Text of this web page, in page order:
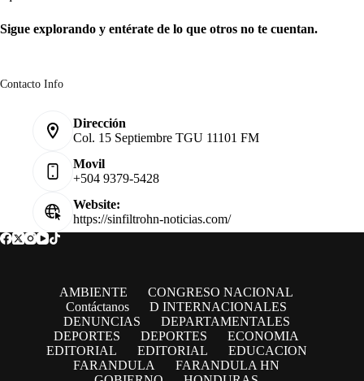
Sigue explorando y entérate de lo que otros no te cuentan.
Contacto Info
Dirección
Col. 15 Septiembre TGU 11101 FM
Movil
+504 9379-5428
Website:
https://sinfiltrohn-noticias.com/
AMBIENTE
CONGRESO NACIONAL
Contáctanos
D INTERNACIONALES
DENUNCIAS
DEPARTAMENTALES
DEPORTES
DEPORTES
ECONOMIA
EDITORIAL
EDITORIAL
EDUCACION
FARANDULA
FARANDULA HN